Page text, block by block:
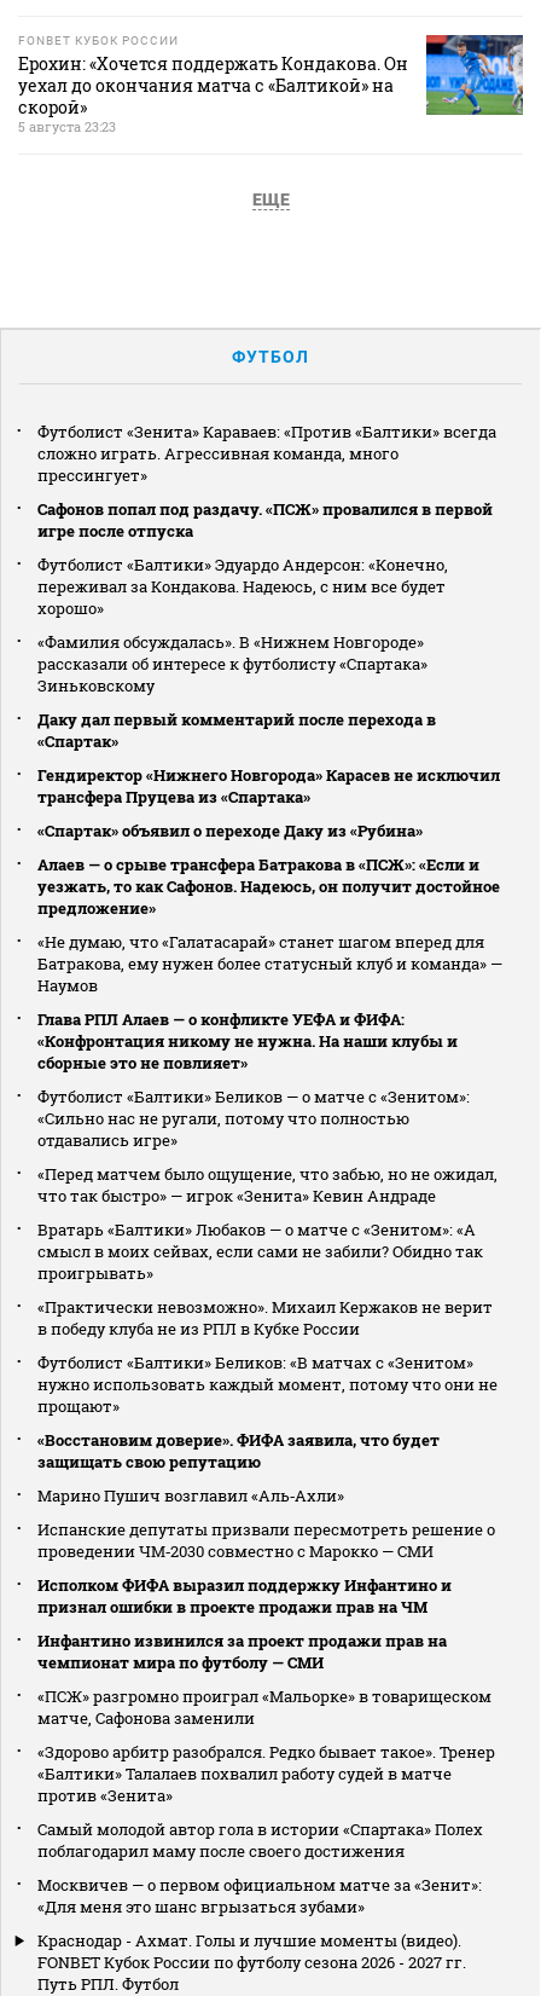
FONBET КУБОК РОССИИ
Ерохин: «Хочется поддержать Кондакова. Он
уехал до окончания матча с «Балтикой» на
скорой»
5 августа 23:23
ЕЩЕ
ФУТБОЛ
Футболист «Зенита» Караваев: «Против «Балтики» всегда
сложно играть. Агрессивная команда, много
прессингует»
Сафонов попал под раздачу. «ПСЖ» провалился в первой
игре после отпуска
Футболист «Балтики» Эдуардо Андерсон: «Конечно,
переживал за Кондакова. Надеюсь, с ним все будет
хорошо»
«Фамилия обсуждалась». В «Нижнем Новгороде»
рассказали об интересе к футболисту «Спартака»
Зиньковскому
Даку дал первый комментарий после перехода в
«Спартак»
Гендиректор «Нижнего Новгорода» Карасев не исключил
трансфера Пруцева из «Спартака»
«Спартак» объявил о переходе Даку из «Рубина»
Алаев — о срыве трансфера Батракова в «ПСЖ»: «Если и
уезжать, то как Сафонов. Надеюсь, он получит достойное
предложение»
«Не думаю, что «Галатасарай» станет шагом вперед для
Батракова, ему нужен более статусный клуб и команда» —
Наумов
Глава РПЛ Алаев — о конфликте УЕФА и ФИФА:
«Конфронтация никому не нужна. На наши клубы и
сборные это не повлияет»
Футболист «Балтики» Беликов — о матче с «Зенитом»:
«Сильно нас не ругали, потому что полностью
отдавались игре»
«Перед матчем было ощущение, что забью, но не ожидал,
что так быстро» — игрок «Зенита» Кевин Андраде
Вратарь «Балтики» Любаков — о матче с «Зенитом»: «А
смысл в моих сейвах, если сами не забили? Обидно так
проигрывать»
«Практически невозможно». Михаил Кержаков не верит
в победу клуба не из РПЛ в Кубке России
Футболист «Балтики» Беликов: «В матчах с «Зенитом»
нужно использовать каждый момент, потому что они не
прощают»
«Восстановим доверие». ФИФА заявила, что будет
защищать свою репутацию
Марино Пушич возглавил «Аль‑Ахли»
Испанские депутаты призвали пересмотреть решение о
проведении ЧМ‑2030 совместно с Марокко — СМИ
Исполком ФИФА выразил поддержку Инфантино и
признал ошибки в проекте продажи прав на ЧМ
Инфантино извинился за проект продажи прав на
чемпионат мира по футболу — СМИ
«ПСЖ» разгромно проиграл «Мальорке» в товарищеском
матче, Сафонова заменили
«Здорово арбитр разобрался. Редко бывает такое». Тренер
«Балтики» Талалаев похвалил работу судей в матче
против «Зенита»
Самый молодой автор гола в истории «Спартака» Полех
поблагодарил маму после своего достижения
Москвичев — о первом официальном матче за «Зенит»:
«Для меня это шанс вгрызаться зубами»
Краснодар - Ахмат. Голы и лучшие моменты (видео).
FONBET Кубок России по футболу сезона 2026 - 2027 гг.
Путь РПЛ. Футбол